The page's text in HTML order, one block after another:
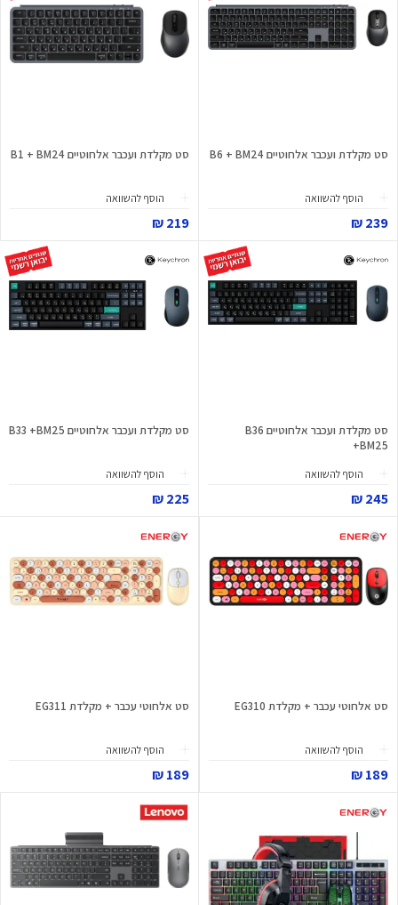
סט מקלדת ועכבר אלחוטיים B6 + BM24
הוסף להשוואה
239 ₪
סט מקלדת ועכבר אלחוטיים B1 + BM24
הוסף להשוואה
219 ₪
סט מקלדת ועכבר אלחוטיים B36
+BM25
הוסף להשוואה
245 ₪
סט מקלדת ועכבר אלחוטיים B33 +BM25
הוסף להשוואה
225 ₪
סט אלחוטי עכבר + מקלדת EG310
הוסף להשוואה
189 ₪
סט אלחוטי עכבר + מקלדת EG311
הוסף להשוואה
189 ₪